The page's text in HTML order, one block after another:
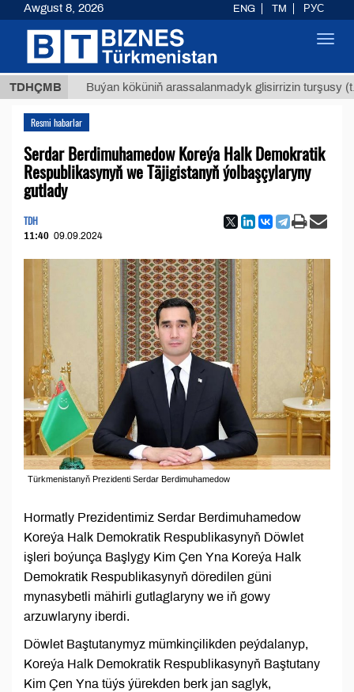
TDHÇMBBuýan köküniň arassalanmadyk glisirrizin turşusy (t.)
Resmi habarlar
Serdar Berdimuhamedow Koreýa Halk Demokratik
Respublikasynyň we Täjigistanyň ýolbaşçylaryny
gutlady
TDH
11:40 09.09.2024
Türkmenistanyň Prezidenti Serdar Berdimuhamedow
Hormatly Prezidentimiz Serdar Berdimuhamedow
Koreýa Halk Demokratik Respublikasynyň Döwlet
işleri boýunça Başlygy Kim Çen Yna Koreýa Halk
Demokratik Respublikasynyň döredilen güni
mynasybetli mähirli gutlaglaryny we iň gowy
arzuwlaryny iberdi.
Döwlet Baştutanymyz mümkinçilikden peýdalanyp,
Koreýa Halk Demokratik Respublikasynyň Baştutany
Kim Çen Yna tüýs ýürekden berk jan saglyk,
Awgust 8, 2026 ENG TM РУС